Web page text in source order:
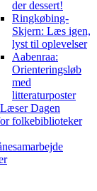
der dessert!
Ringkøbing-
Skjern: Læs igen,
lyst til oplevelser
Aabenraa:
Orienteringsløb
med
litteraturposter
Dagen
folkebiblioteker